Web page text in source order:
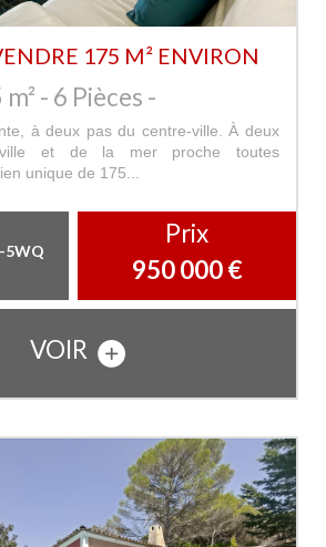
175 M² ENVIRON
- 6 Pièces -
à deux pas du centre-ville. À deux
et de la mer proche toutes
unique de 175...
5WQ
Prix
950 000 €
VOIR